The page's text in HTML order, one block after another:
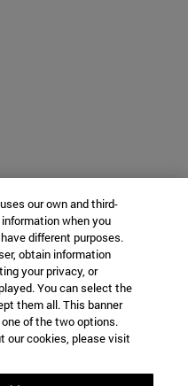
our own and third-
when you
different purposes.
obtain information
your privacy, or
You can select the
them all. This banner
of the two options.
our cookies, please visit